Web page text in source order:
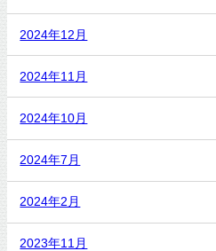
2024年12月
2024年11月
2024年10月
2024年7月
2024年2月
2023年11月